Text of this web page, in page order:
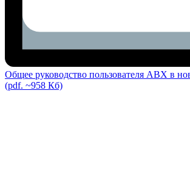
Общее руководство пользователя ABX в
(pdf. ~958 Кб)